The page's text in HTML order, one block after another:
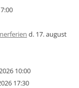
d. 17. august
10:00
17:30